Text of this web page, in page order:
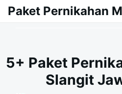
SkipSearch
Paket Pernikahan
5+ Paket
Slangit